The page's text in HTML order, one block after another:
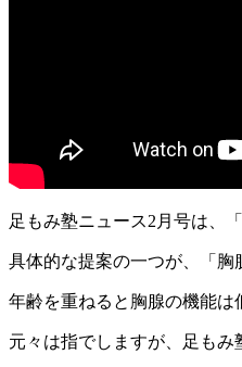
足もみ塾ニュース2月号は、
具体的な提案の一つが、「胸
年齢を重ねると胸腺の機能は
元々は指でしますが、足もみ